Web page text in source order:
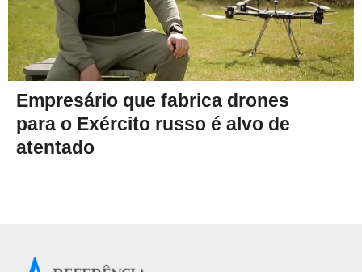
Empresário que fabrica drones
para o Exército russo é alvo de
atentado